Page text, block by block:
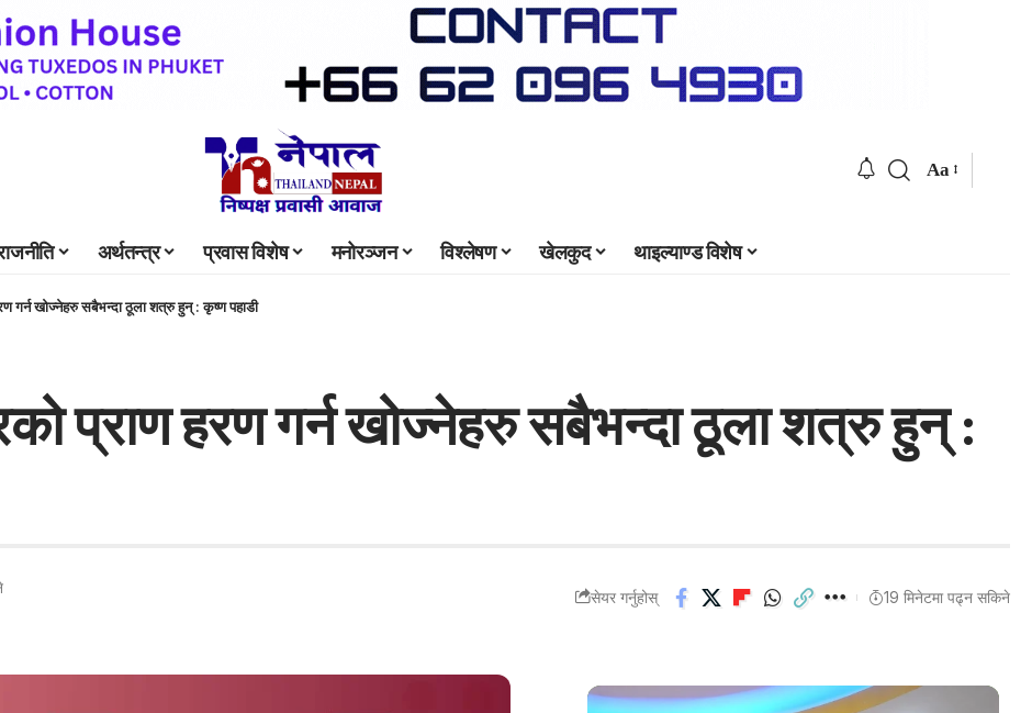
Aa
अर्थतन्त्र प्रवास विशेष मनोरञ्जन विश्लेषण खेलकुद थाइल्याण्ड विशेष
गर्न खोज्नेहरु सबैभन्दा ठूला शत्रु हुन् : कृष्ण पहाडी
प्राण हरण गर्न खोज्नेहरु सबैभन्दा ठूला शत्रु हुन् :
सेयर गर्नुहोस् 19 मिनेटमा पढ्न सकिने